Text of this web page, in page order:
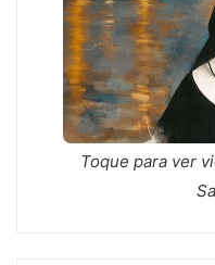
Toque para ver